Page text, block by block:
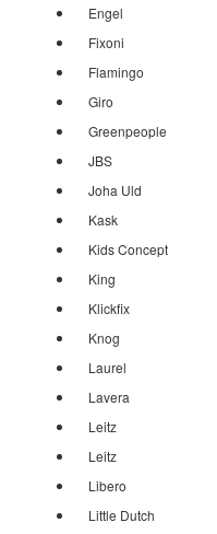
Engel
Fixoni
Flamingo
Giro
Greenpeople
JBS
Joha Uld
Kask
Kids Concept
King
Klickfix
Knog
Laurel
Lavera
Leitz
Leitz
Libero
Little Dutch